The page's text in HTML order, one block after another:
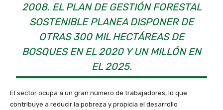
2008. EL PLAN DE GESTIÓN FORESTAL
SOSTENIBLE PLANEA DISPONER DE
OTRAS 300 MIL HECTÁREAS DE
BOSQUES EN EL 2020 Y UN MILLÓN EN
EL 2025.
El sector ocupa a un gran número de trabajadores, lo que
contribuye a reducir la pobreza y propicia el desarrollo